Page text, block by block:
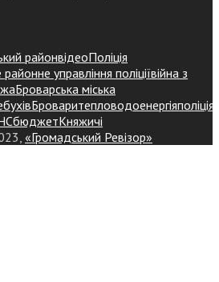
районвідеоПоліція
управління поліціївійна з
Броварська міська
Броваритепловодоенергіяполіція
бюджетКняжичі
«Громадський Ревізор»